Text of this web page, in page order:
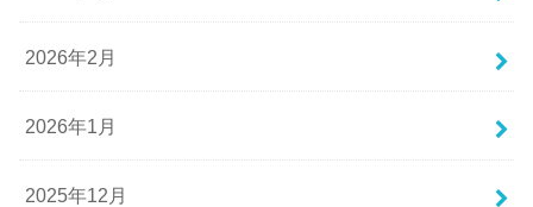
2026年2月
2026年1月
2025年12月